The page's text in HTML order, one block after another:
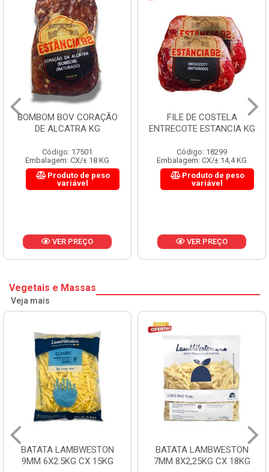
BOMBOM BOV CORAÇÃO
DE ALCATRA KG
Código: 17501
Embalagem: CX/± 18 KG
Produto de peso
variável
VER PREÇO
FILE DE COSTELA
ENTRECOTE ESTANCIA KG
Código: 18299
Embalagem: CX/± 14,4 KG
Produto de peso
variável
VER PREÇO
Vegetais e Massas
Veja mais
BATATA LAMBWESTON
9MM 6X2.5KG CX 15KG
BATATA LAMBWESTON
7MM 8X2,25KG CX 18KG